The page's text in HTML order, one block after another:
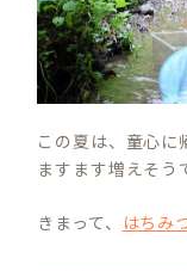
この夏は、童心に
ますます増えそう
きまって、 はちみ